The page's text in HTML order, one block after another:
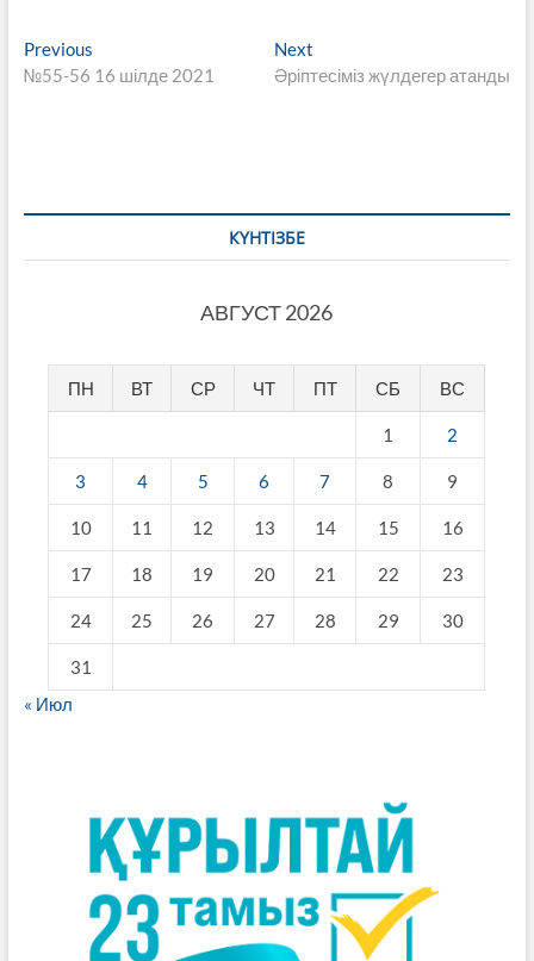
Навигация
по
PreviousPrevious
post:
№55-56 16 шілде 2021
Next
post:
Әріптесіміз жүлдегер атанды
КҮНТІЗБЕ
АВГУСТ 2026
ПН ВТ СР ЧТ ПТ СБ ВС
1 2
3 4 5 6 7 8 9
10 11 12 13 14 15 16
17 18 19 20 21 22 23
24 25 26 27 28 29 30
31
« Июл